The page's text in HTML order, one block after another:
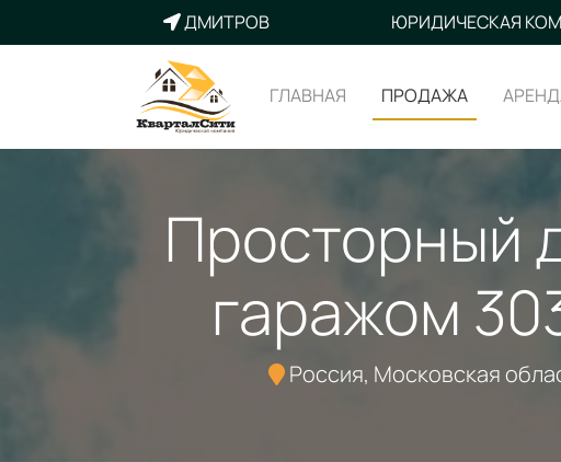
ДМИТРОВ ЮРИДИЧЕСКАЯ
ГЛАВНАЯ ПРОДАЖА
Просторный
гаражом
Россия, Московская